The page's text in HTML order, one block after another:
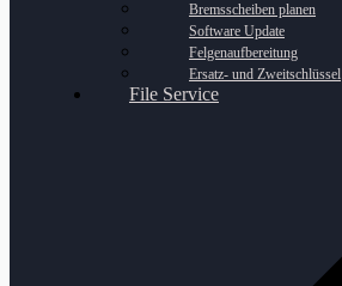
Bremsscheiben planen
Software Update
Felgenaufbereitung
Ersatz- und Zweitschlüssel
File Service